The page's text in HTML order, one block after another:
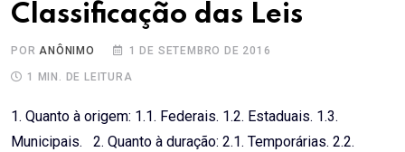
Classificação das Leis
PORANÔNIMO 1 DE SETEMBRO DE 2016
1 MIN. DE LEITURA
1. Quanto à origem: 1.1. Federais. 1.2. Estaduais. 1.3.
Municipais. 2. Quanto à duração: 2.1. Temporárias. 2.2.